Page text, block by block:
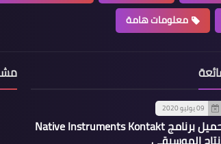
معلومات هامة
09 يوليو 2020
تحميل برنامج Native Instruments Kontakt